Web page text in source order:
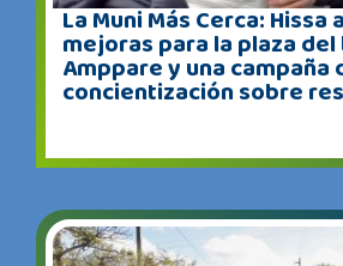
La Muni Más Cerca: Hissa
mejoras para la plaza
Amppare y una campaña
concientización sobre